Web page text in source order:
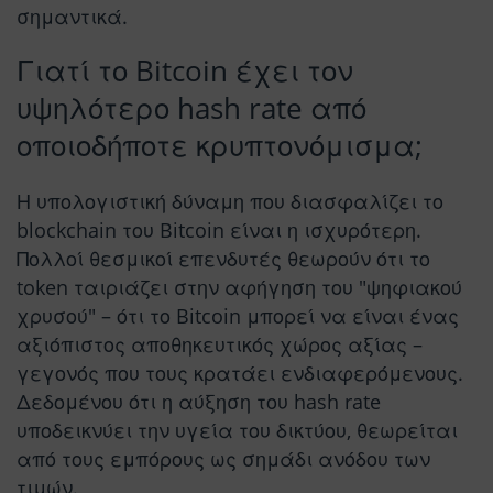
σημαντικά.
Γιατί το Bitcoin έχει τον
υψηλότερο hash rate από
οποιοδήποτε κρυπτονόμισμα;
Η υπολογιστική δύναμη που διασφαλίζει το
blockchain του Bitcoin είναι η ισχυρότερη.
Πολλοί θεσμικοί επενδυτές θεωρούν ότι το
token ταιριάζει στην αφήγηση του "ψηφιακού
χρυσού" – ότι το Bitcoin μπορεί να είναι ένας
αξιόπιστος αποθηκευτικός χώρος αξίας –
γεγονός που τους κρατάει ενδιαφερόμενους.
Δεδομένου ότι η αύξηση του hash rate
υποδεικνύει την υγεία του δικτύου, θεωρείται
από τους εμπόρους ως σημάδι ανόδου των
τιμών.